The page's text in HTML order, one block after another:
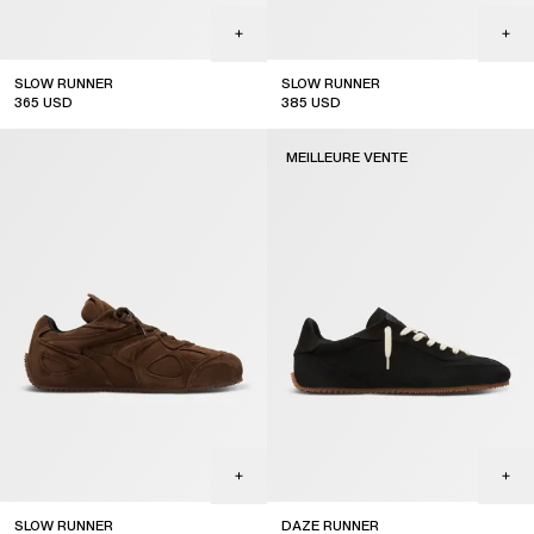
SLOW RUNNER
365 USD
SLOW RUNNER
385 USD
SLOW RUNNER DAZE RUNNER
MEILLEURE VENTE